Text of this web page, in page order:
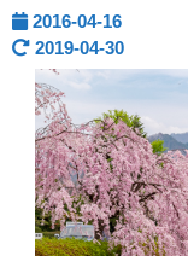
2016-04-16
2019-04-30